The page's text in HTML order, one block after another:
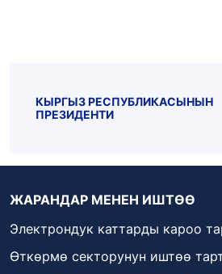
КЫРГЫЗ РЕСПУБЛИКАСЫНЫН
ПРЕЗИДЕНТИ
ЖАРАНДАР МЕНЕН ИШТӨӨ
Электрондук каттарды кароо
Өткөрмө секторунун иштөө